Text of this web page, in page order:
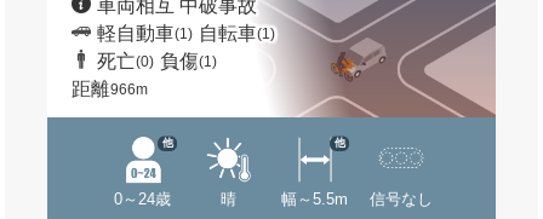
車両相互 中破事故
軽自動車(1) 自転車(1)
死亡(0) 負傷(1)
距離966m
0～24歳
他
晴 幅～5.5m
他
信号なし